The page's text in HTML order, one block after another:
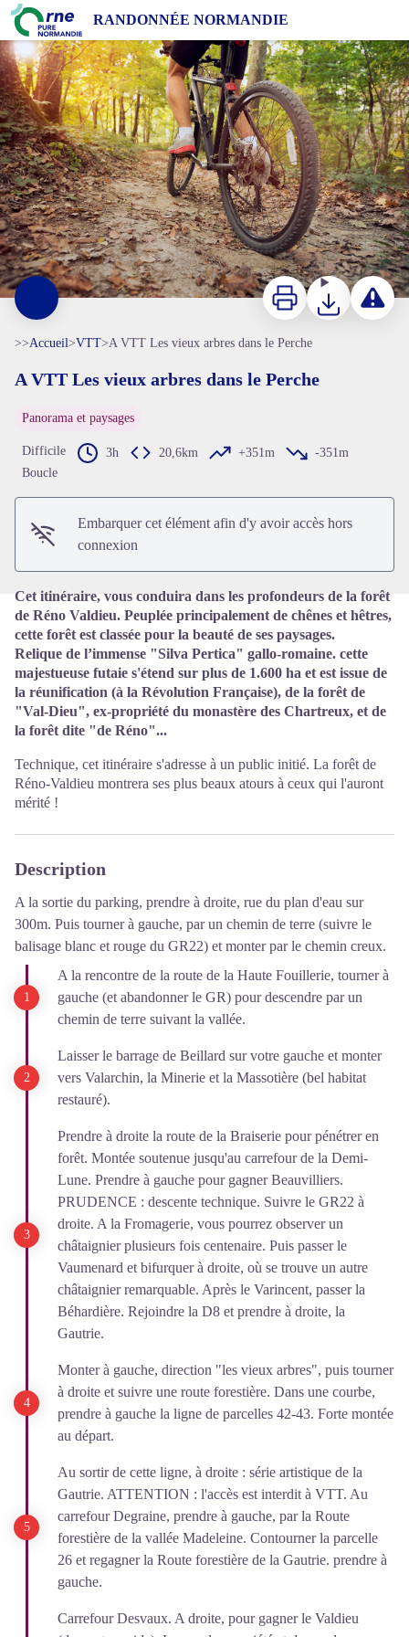
RANDONNÉE NORMANDIE
A VTT Les vieux arbres dans le Perche
A vtt - Adobe stock - Luckybusiness
Voir l'image en plein écran
ImprimerTéléchargerSignaler
>>Accueil>VTT>A VTT Les vieux arbres dans le Perche
A VTT Les vieux arbres dans le Perche
Panorama et paysages
Difficile 3h 20,6km +351m
-351m
Boucle
Embarquer cet élément afin d'y avoir accès hors
connexion
Cet itinéraire, vous conduira dans les profondeurs de la forêt
de Réno Valdieu. Peuplée principalement de chênes et hêtres,
cette forêt est classée pour la beauté de ses paysages.
Relique de l’immense "Silva Pertica" gallo-romaine. cette
majestueuse futaie s'étend sur plus de 1.600 ha et est issue de
la réunification (à la Révolution Française), de la forêt de
"Val-Dieu", ex-propriété du monastère des Chartreux, et de
la forêt dite "de Réno"...
Technique, cet itinéraire s'adresse à un public initié. La forêt de
Réno-Valdieu montrera ses plus beaux atours à ceux qui l'auront
mérité !
Description
A la sortie du parking, prendre à droite, rue du plan d'eau sur
300m. Puis tourner à gauche, par un chemin de terre (suivre le
balisage blanc et rouge du GR22) et monter par le chemin creux.
A la rencontre de la route de la Haute Fouillerie, tourner à
gauche (et abandonner le GR) pour descendre par un
chemin de terre suivant la vallée.
Laisser le barrage de Beillard sur votre gauche et monter
vers Valarchin, la Minerie et la Massotière (bel habitat
restauré).
Prendre à droite la route de la Braiserie pour pénétrer en
forêt. Montée soutenue jusqu'au carrefour de la Demi-
Lune. Prendre à gauche pour gagner Beauvilliers.
PRUDENCE : descente technique. Suivre le GR22 à
droite. A la Fromagerie, vous pourrez observer un
châtaignier plusieurs fois centenaire. Puis passer le
Vaumenard et bifurquer à droite, où se trouve un autre
châtaignier remarquable. Après le Varincent, passer la
Béhardière. Rejoindre la D8 et prendre à droite, la
Gautrie.
Monter à gauche, direction "les vieux arbres", puis tourner
à droite et suivre une route forestière. Dans une courbe,
prendre à gauche la ligne de parcelles 42-43. Forte montée
au départ.
Au sortir de cette ligne, à droite : série artistique de la
Gautrie. ATTENTION : l'accès est interdit à VTT. Au
carrefour Degraine, prendre à gauche, par la Route
forestière de la vallée Madeleine. Contourner la parcelle
26 et regagner la Route forestière de la Gautrie. prendre à
gauche.
Carrefour Desvaux. A droite, pour gagner le Valdieu